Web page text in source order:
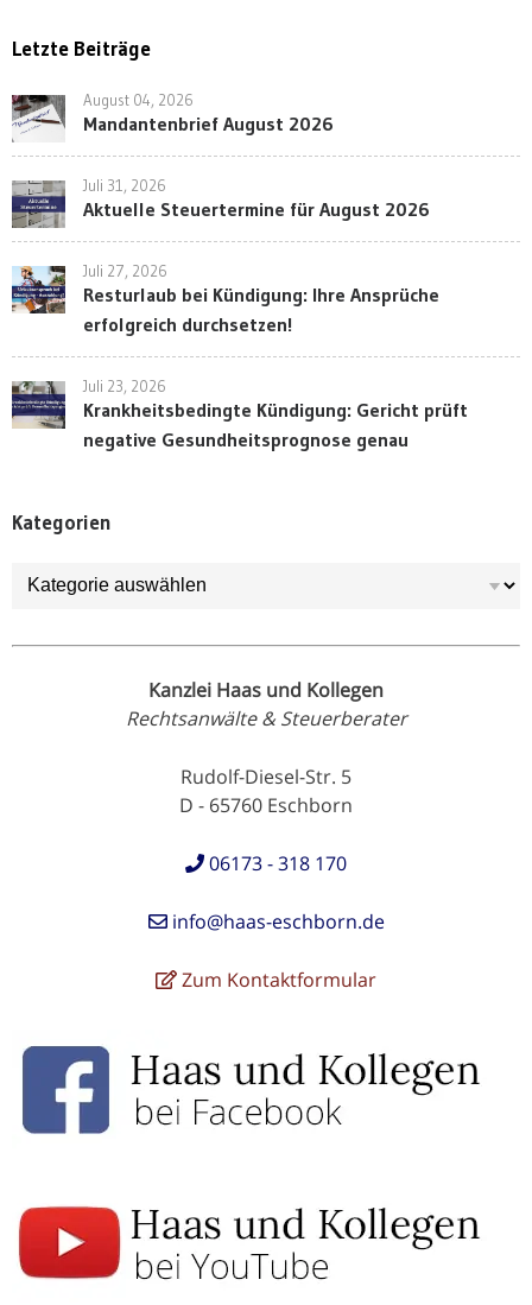
Letzte Beiträge
August 04, 2026
Mandantenbrief August 2026
Juli 31, 2026
Aktuelle Steuertermine für August 2026
Juli 27, 2026
Resturlaub bei Kündigung: Ihre Ansprüche
erfolgreich durchsetzen!
Juli 23, 2026
Krankheitsbedingte Kündigung: Gericht prüft
negative Gesundheitsprognose genau
Kategorien
Kategorien
Kanzlei Haas und Kollegen
Rechtsanwälte & Steuerberater
Rudolf-Diesel-Str. 5
D - 65760 Eschborn
06173 - 318 170
info@haas-eschborn.de
Zum Kontaktformular